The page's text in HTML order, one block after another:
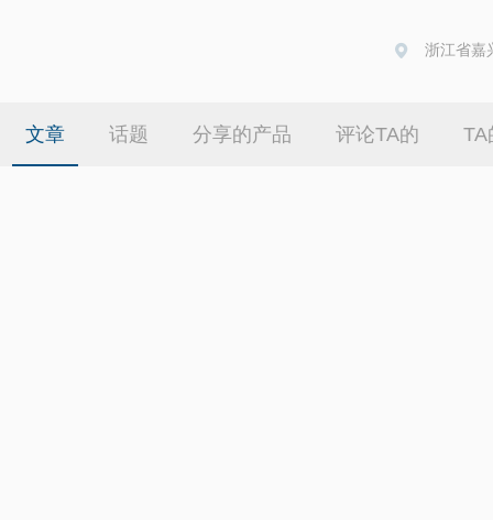
浙江省嘉
擅长推广，
文章 话题 分享的产品 评论TA的 TA